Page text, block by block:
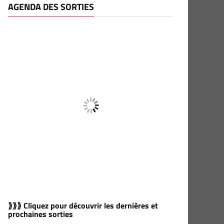
AGENDA DES SORTIES
⟫⟫⟫ Cliquez pour découvrir les dernières et
prochaines sorties